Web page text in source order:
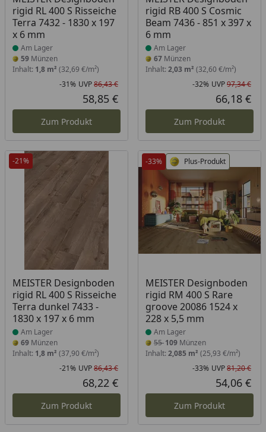
rigid RL 400 S Risseiche
Terra 7432 - 1830 x 197
x 6 mm
Am Lager
59 Münzen
Inhalt: 1,8 m² (32,69 €/m²)
Rabatt in Prozent
-31%
Ursprünglicher Preis
UVP86,43 €
Aktueller Preis
58,85 €
Zum Produkt
rigid RB 400 S Cosmic
Beam 7436 - 851 x 397 x
6 mm
Am Lager
67Münzen
Inhalt: 2,03 m² (32,60 €/m²)
-32% UVP97,34 €
66,18 €
Zum Produkt
-21%
MEISTER Designboden
rigid RL 400 S Risseiche
Terra dunkel 7433 -
1830 x 197 x 6 mm
Produkt am Lager
Am Lager
69 Münzen
Inhalt: 1,8 m² (37,90 €/m²)
Rabatt in Prozent
-21%
Ursprünglicher Preis
UVP86,43 €
Aktueller Preis
68,22 €
Zum Produkt
-33% Plus-Produkt
MEISTER Designboden
rigid RM 400 S Rare
groove 20086 1524 x
228 x 5,5 mm
Produkt am Lager
Am Lager
55109Münzen
Inhalt: 2,085 m² (25,93 €/m²)
-33% UVP81,20 €
54,06 €
Zum Produkt